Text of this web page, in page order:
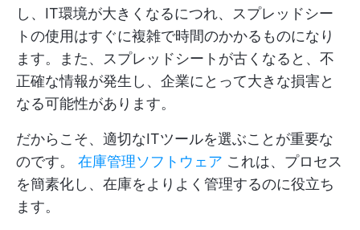
し、IT環境が大きくなるにつれ、スプレッドシー
トの使用はすぐに複雑で時間のかかるものになり
ます。また、スプレッドシートが古くなると、不
正確な情報が発生し、企業にとって大きな損害と
なる可能性があります。
だからこそ、適切なITツールを選ぶことが重要な
のです。 在庫管理ソフトウェア これは、プロセス
を簡素化し、在庫をよりよく管理するのに役立ち
ます。